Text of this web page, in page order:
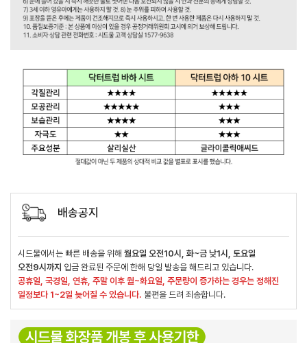
배송공지
시드물에서는 빠른 배송을 위해 월요일 오전10시, 화~금 낮1시, 토요일
오전9시까지 입금 완료된 주문에 한해 당일 발송을 해드리고 있습니다.
공휴일, 국경일, 연휴, 주말 이후 월~화요일, 주문량이 증가하는 경우는 정해진
일정보다 1~2일 늦어질 수 있습니다. 불편을 드려 죄송합니다.